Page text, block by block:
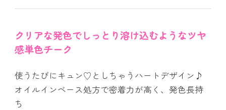
クリアな発色でしっとり溶け込むようなツヤ
感単色チーク
使うたびにキュン♡としちゃうハートデザイン♪
オイルインベース処方で密着力が高く、発色長持
ち